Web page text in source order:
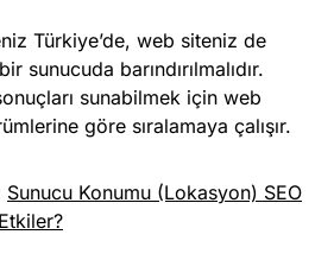
Türkiye’de, web siteniz de
sunucuda barındırılmalıdır.
sunabilmek için web
göre sıralamaya çalışır.
Sunucu Konumu (Lokasyon) SEO